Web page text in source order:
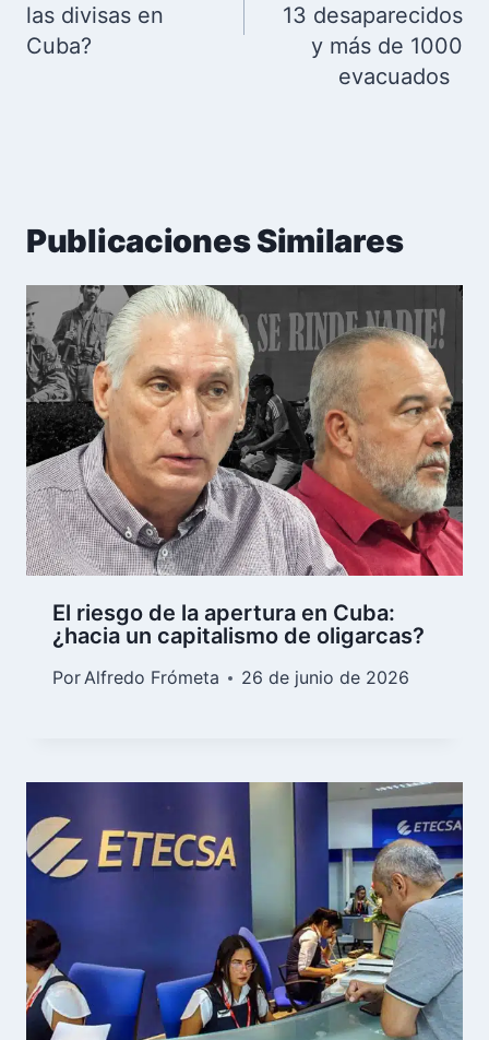
las divisas en
Cuba?
13 desaparecidos
y más de 1000
evacuados
Publicaciones Similares
El riesgo de la apertura en Cuba:
¿hacia un capitalismo de oligarcas?
PorAlfredo Frómeta 26 de junio de 2026